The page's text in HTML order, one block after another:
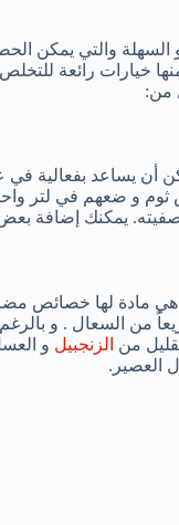
والتي يمكن
خيارات رائعة
من:
يساعد بفعالية في
صغيرة و نصف رأس ثوم و
يمكنك إضافة
مادة لها خصائص
من السعال . و
من الزنجبيل و
العصير.